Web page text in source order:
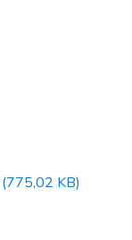
(775,02 KB)